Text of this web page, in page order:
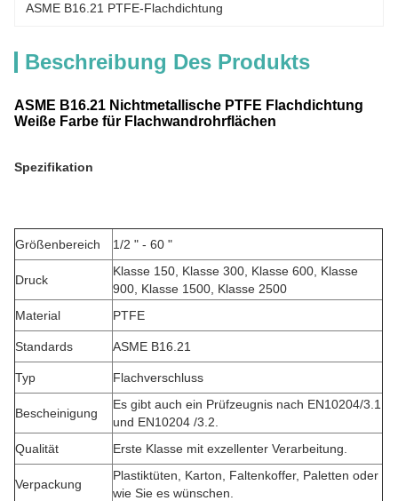
ASME B16.21 PTFE-Flachdichtung
Beschreibung Des Produkts
ASME B16.21 Nichtmetallische PTFE Flachdichtung
Weiße Farbe für Flachwandrohrflächen
Spezifikation
Größenbereich 1/2 " - 60 "
Druck
Klasse 150, Klasse 300, Klasse 600, Klasse
900, Klasse 1500, Klasse 2500
Material
PTFE
Standards ASME B16.21
Typ Flachverschluss
Bescheinigung
Es gibt auch ein Prüfzeugnis nach EN10204/3.1
und EN10204 /3.2.
Qualität
Erste Klasse mit exzellenter Verarbeitung.
Verpackung
Plastiktüten, Karton, Faltenkoffer, Paletten oder
wie Sie es wünschen.